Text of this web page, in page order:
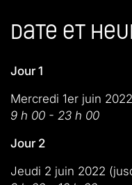
Date et
Jour 1
Mercredi 1er juin
9 h 00 - 23 h 00
Jour 2
Jeudi 2 juin 2022